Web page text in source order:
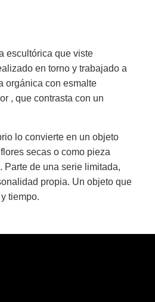
escultórica que viste
en torno y trabajado a
orgánica con esmalte
, que contrasta con un
lo convierte en un objeto
secas o como pieza
Parte de una serie limitada,
propia. Un objeto que
tiempo.